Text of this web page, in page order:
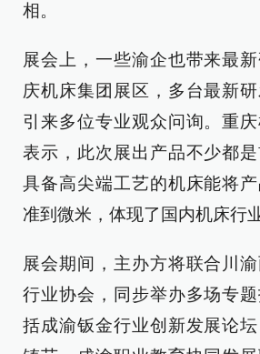
相。
展会上，一些渝企也带来最
庆机床集团展区，多台最新
引来多位专业观众问询。重
表示，此次展出产品不少都
具备高尖端工艺的机床能将
准到微米，体现了国内机床行
展会期间，主办方将联合川
行业协会，同步举办多场专
括成渝钣金行业创新发展论